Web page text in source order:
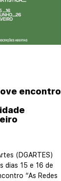
encontro
(DGARTES)
dias 15 e 16 de
“As Redes